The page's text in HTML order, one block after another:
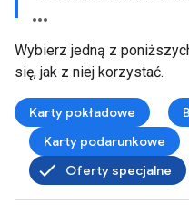
Wybierz jedną z
się, jak z niej korzystać.
Karty pokładowe
Karty podarunkowe
Oferty specjalne